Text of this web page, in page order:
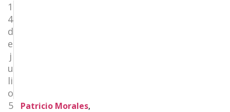
1
4
d
e
j
u
li
o
5
Patricio Morales,